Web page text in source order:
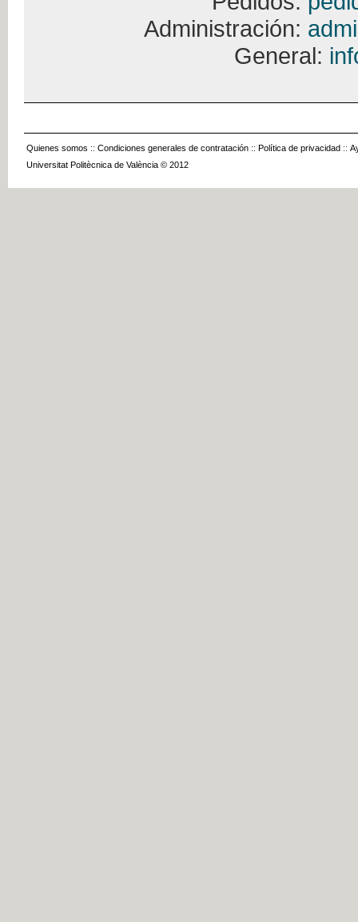
Administración:
General:
Quienes somos :: Condiciones generales de contratación :: Política de privacidad ::
Universitat Politècnica de València © 2012